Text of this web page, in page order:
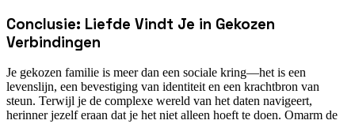
Conclusie: Liefde Vindt Je in Gekozen
Verbindingen
Je gekozen familie is meer dan een sociale kring—het is een
levenslijn, een bevestiging van identiteit en een krachtbron van
steun. Terwijl je de complexe wereld van het daten navigeert,
herinner jezelf eraan dat je het niet alleen hoeft te doen. Omarm de